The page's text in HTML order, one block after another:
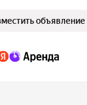
объявление